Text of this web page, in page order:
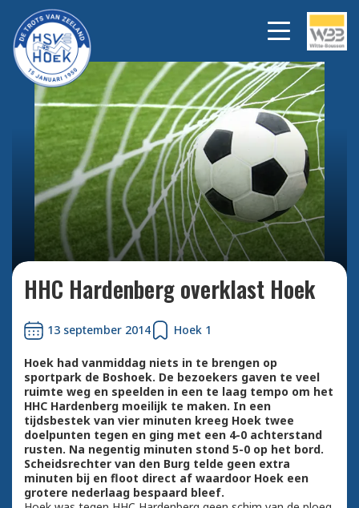
Bekijk alle foto's
HHC Hardenberg overklast Hoek
13 september 2014 Hoek 1
Hoek had vanmiddag niets in te brengen op
sportpark de Boshoek. De bezoekers gaven te veel
ruimte weg en speelden in een te laag tempo om het
HHC Hardenberg moeilijk te maken. In een
tijdsbestek van vier minuten kreeg Hoek twee
doelpunten tegen en ging met een 4-0 achterstand
rusten. Na negentig minuten stond 5-0 op het bord.
Scheidsrechter van den Burg telde geen extra
minuten bij en floot direct af waardoor Hoek een
grotere nederlaag bespaard bleef.